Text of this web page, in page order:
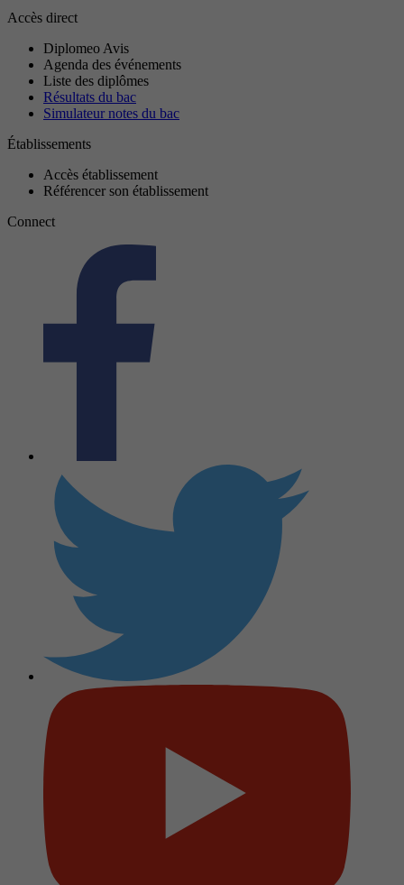
Accès direct
Diplomeo Avis
Agenda des événements
Liste des diplômes
Résultats du bac
Simulateur notes du bac
Établissements
Accès établissement
Référencer son établissement
Connect